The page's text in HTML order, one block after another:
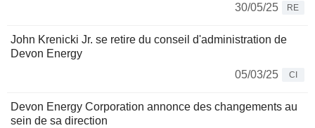
30/05/25
RE
John Krenicki Jr. se retire du conseil d'administration de
Devon Energy
05/03/25
CI
Devon Energy Corporation annonce des changements au
sein de sa direction